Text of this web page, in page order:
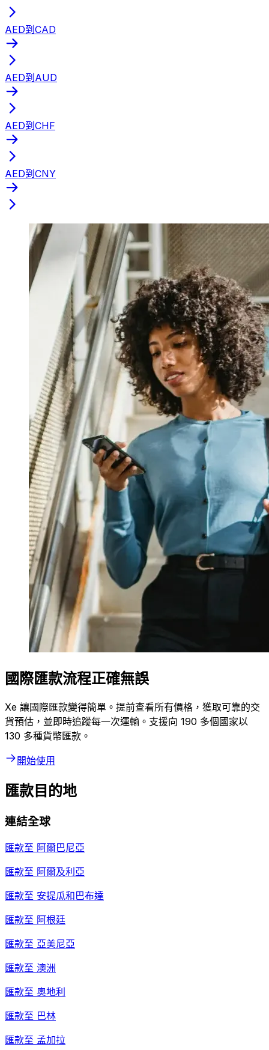
AED到CAD
AED到AUD
AED到CHF
AED到CNY
國際匯款流程正確無誤
Xe 讓國際匯款變得簡單。提前查看所有價格，獲取可靠的交
貨預估，並即時追蹤每一次運輸。支援向 190 多個國家以
130 多種貨幣匯款。
開始使用
匯款目的地
連結全球
匯款至 阿爾巴尼亞
匯款至 阿爾及利亞
匯款至 安提瓜和巴布達
匯款至 阿根廷
匯款至 亞美尼亞
匯款至 澳洲
匯款至 奧地利
匯款至 巴林
匯款至 孟加拉